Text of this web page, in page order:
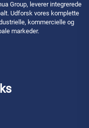
Group, leverer integrerede
Udforsk vores komplette
kommercielle og
markeder.